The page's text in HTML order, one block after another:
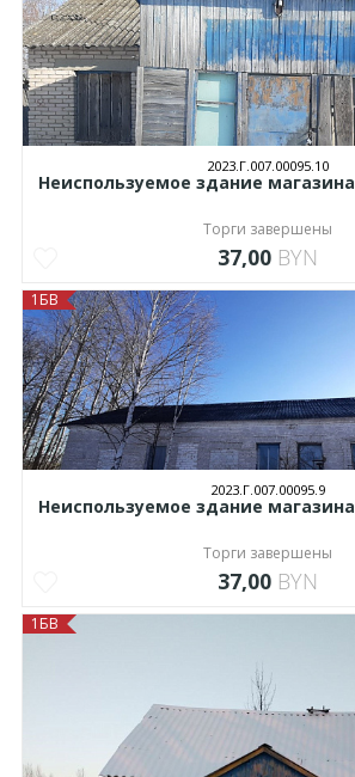
2023.Г.007.00095.10
Неиспользуемое здание магазина
Торги завершены
37,00 BYN
1БВ
2023.Г.007.00095.9
Неиспользуемое здание магазина
Торги завершены
37,00 BYN
1БВ